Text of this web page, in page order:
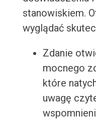
stanowiskiem.
wyglądać
Zdanie
mocnego
które
uwagę